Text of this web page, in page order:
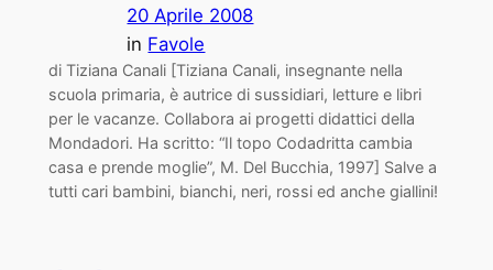
20 Aprile 2008
in Favole
di Tiziana Canali [Tiziana Canali, insegnante nella
scuola primaria, è autrice di sussidiari, letture e libri
per le vacanze. Collabora ai progetti didattici della
Mondadori. Ha scritto: “Il topo Codadritta cambia
casa e prende moglie”, M. Del Bucchia, 1997] Salve a
tutti cari bambini, bianchi, neri, rossi ed anche giallini!